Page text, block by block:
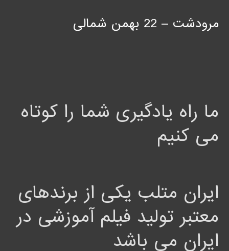
مرودشت – 22 بهمن شمالی
ما راه یادگیری شما را کوتاه
می کنیم
ایران متلب یکی از برندهای
معتبر تولید فیلم آموزشی در
ایران می باشد